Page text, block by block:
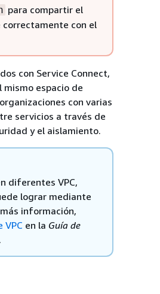
para compartir el
correctamente con el
con Service Connect,
mismo espacio de
con varias
servicios a través de
y el aislamiento.
diferentes VPC,
lograr mediante
información,
VPC en la Guía de
.